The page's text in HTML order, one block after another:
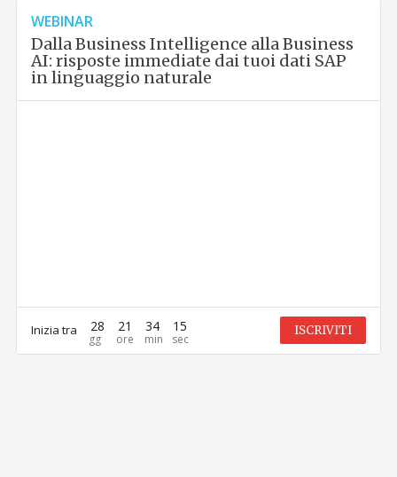
WEBINAR
Dalla Business Intelligence alla Business
AI: risposte immediate dai tuoi dati SAP
in linguaggio naturale
Inizia tra 28 21 34 15 ISCRIVITI